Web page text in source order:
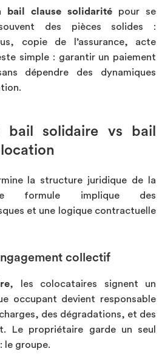
bail clause solidarité pour se
des pièces solides :
copie de l’assurance, acte
simple : garantir un paiement
dépendre des dynamiques
bail solidaire vs bail
la structure juridique de la
formule implique des
et une logique contractuelle
collectif
, les
colocataires signent un
occupant devient responsable
des dégradations, et des
Le propriétaire garde un seul
le groupe.